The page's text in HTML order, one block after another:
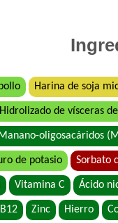
Harina de soja
Hidrolizado de vísceras
Manano-oligosacáridos
de potasio Sorbato
Vitamina C Ácido
Zinc Hierro